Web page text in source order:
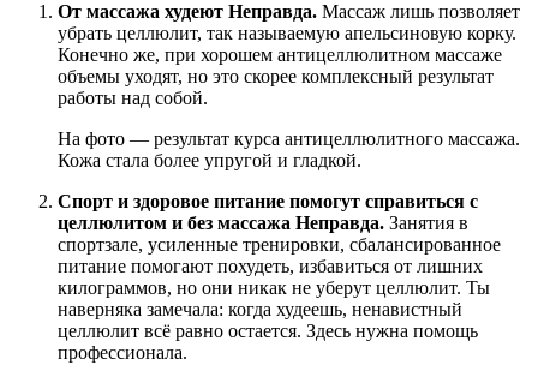
От массажа худеют Неправда. Массаж лишь позволяет
убрать целлюлит, так называемую апельсиновую корку.
Конечно же, при хорошем антицеллюлитном массаже
объемы уходят, но это скорее комплексный результат
работы над собой.
На фото — результат курса антицеллюлитного массажа.
Кожа стала более упругой и гладкой.
Спорт и здоровое питание помогут справиться с
целлюлитом и без массажа Неправда. Занятия в
спортзале, усиленные тренировки, сбалансированное
питание помогают похудеть, избавиться от лишних
килограммов, но они никак не уберут целлюлит. Ты
наверняка замечала: когда худеешь, ненавистный
целлюлит всё равно остается. Здесь нужна помощь
профессионала.